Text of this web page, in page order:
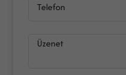
Telefon
Üzenet